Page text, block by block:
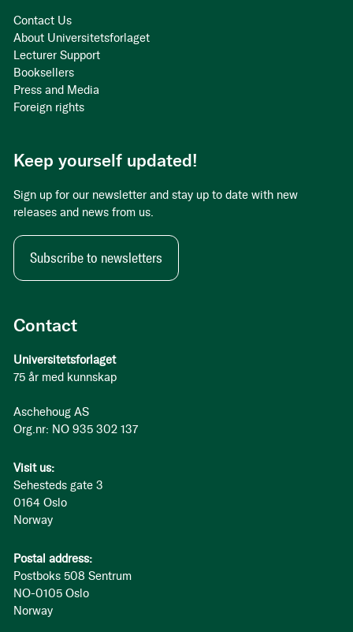
Contact
Universitetsforlaget
75 år med kunnskap
Aschehoug AS
Org.nr: NO 935 302 137
Visit us:
Sehesteds gate 3
0164 Oslo
Norway
Postal address:
Postboks 508 Sentrum
NO-0105 Oslo
Norway
Contact Us
About Universitetsforlaget
Lecturer Support
Booksellers
Press and Media
Foreign rights
Keep yourself updated!
Sign up for our newsletter and stay up to date with new
releases and news from us.
Subscribe to newsletters